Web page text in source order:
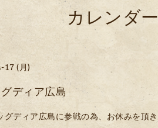
カレンダ
17 (月)
ディア広島
グディア広島に参戦の為、お休みを頂